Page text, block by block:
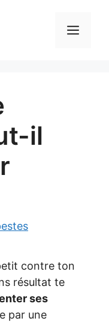
il
contre ton
résultat te
ses
par une